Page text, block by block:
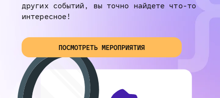
других событий, вы точно найдете что-то
интересное!
ПОСМОТРЕТЬ МЕРОПРИЯТИЯ